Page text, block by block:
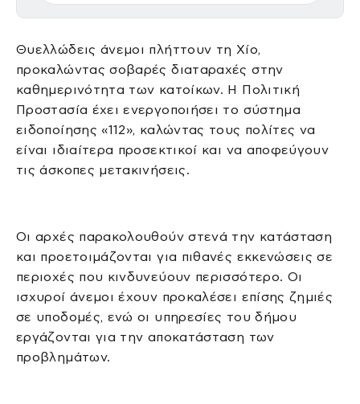
Θυελλώδεις άνεμοι πλήττουν τη Χίο,
προκαλώντας σοβαρές διαταραχές στην
καθημερινότητα των κατοίκων. Η Πολιτική
Προστασία έχει ενεργοποιήσει το σύστημα
ειδοποίησης «112», καλώντας τους πολίτες να
είναι ιδιαίτερα προσεκτικοί και να αποφεύγουν
τις άσκοπες μετακινήσεις.
Οι αρχές παρακολουθούν στενά την κατάσταση
και προετοιμάζονται για πιθανές εκκενώσεις σε
περιοχές που κινδυνεύουν περισσότερο. Οι
ισχυροί άνεμοι έχουν προκαλέσει επίσης ζημιές
σε υποδομές, ενώ οι υπηρεσίες του δήμου
εργάζονται για την αποκατάσταση των
προβλημάτων.